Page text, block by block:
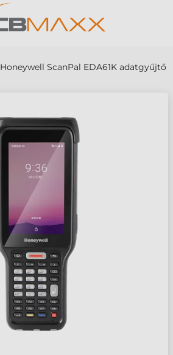
Honeywell ScanPal EDA61K adatgyűjtő